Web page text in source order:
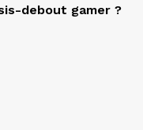
debout gamer ?